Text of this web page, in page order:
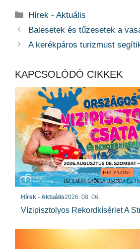
Kategória
Hírek - Aktuális
Balesetek és tűzesetek a
A kerékpáros turizmust
KAPCSOLÓDÓ CIKKEK
Hírek - Aktuális2026. 08. 06.
Vízipisztolyos Rekordkísérlet A